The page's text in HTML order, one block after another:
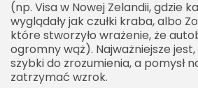
(np. Visa w Nowej Zelandii, gdzie
wyglądały jak czułki kraba, albo
które stworzyło wrażenie, że
ogromny wąż). Najważniejsze
szybki do zrozumienia, a pomysł
zatrzymać wzrok.